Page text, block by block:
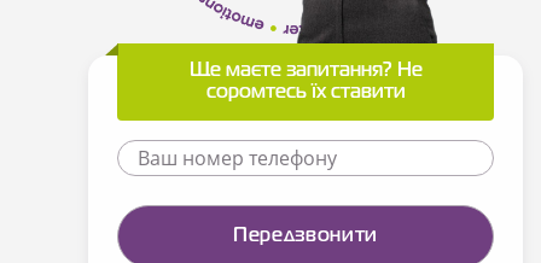
Ще маєте запитання? Не
соромтесь їх ставити